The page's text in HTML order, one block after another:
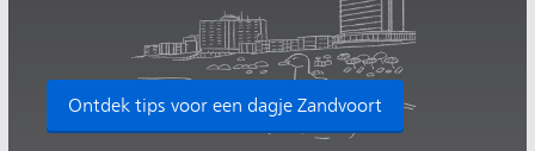
Ontdek tips voor een dagje Zandvoort